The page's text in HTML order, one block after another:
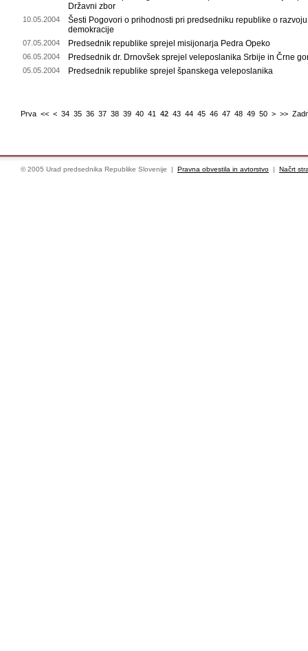
Državni zbor
10.05.2004
Šesti Pogovori o prihodnosti pri predsedniku republike o razvoju
demokracije
07.05.2004 Predsednik republike sprejel misijonarja Pedra Opeko
06.05.2004 Predsednik dr. Drnovšek sprejel veleposlanika Srbije in Črne
05.05.2004 Predsednik republike sprejel španskega veleposlanika
Prva << < 34 35 36 37 38 39 40 41 42 43 44 45 46 47 48 49 50 > >>
© 2005 Urad predsednika Republike Slovenije | Pravna obvestila in avtorstvo | Načrt